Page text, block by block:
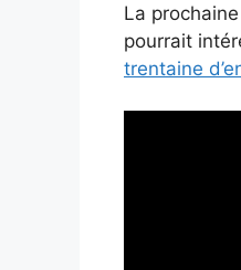
La
pourrait
trentaine